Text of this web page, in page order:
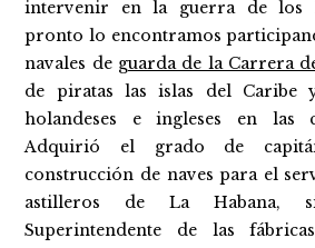
intervenir en la guerra de los
pronto lo encontramos
navales de guarda de la Carrera
de piratas las islas del Caribe
holandeses e ingleses en las
Adquirió el grado de
construcción de naves para el
astilleros de La Habana,
Superintendente de las